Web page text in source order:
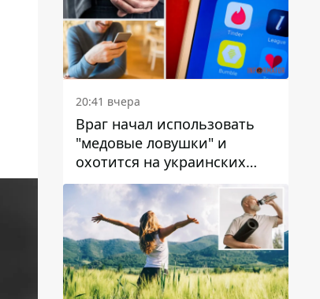
20:41 вчера
Враг начал использовать
"медовые ловушки" и
охотится на украинских
военнослужащих